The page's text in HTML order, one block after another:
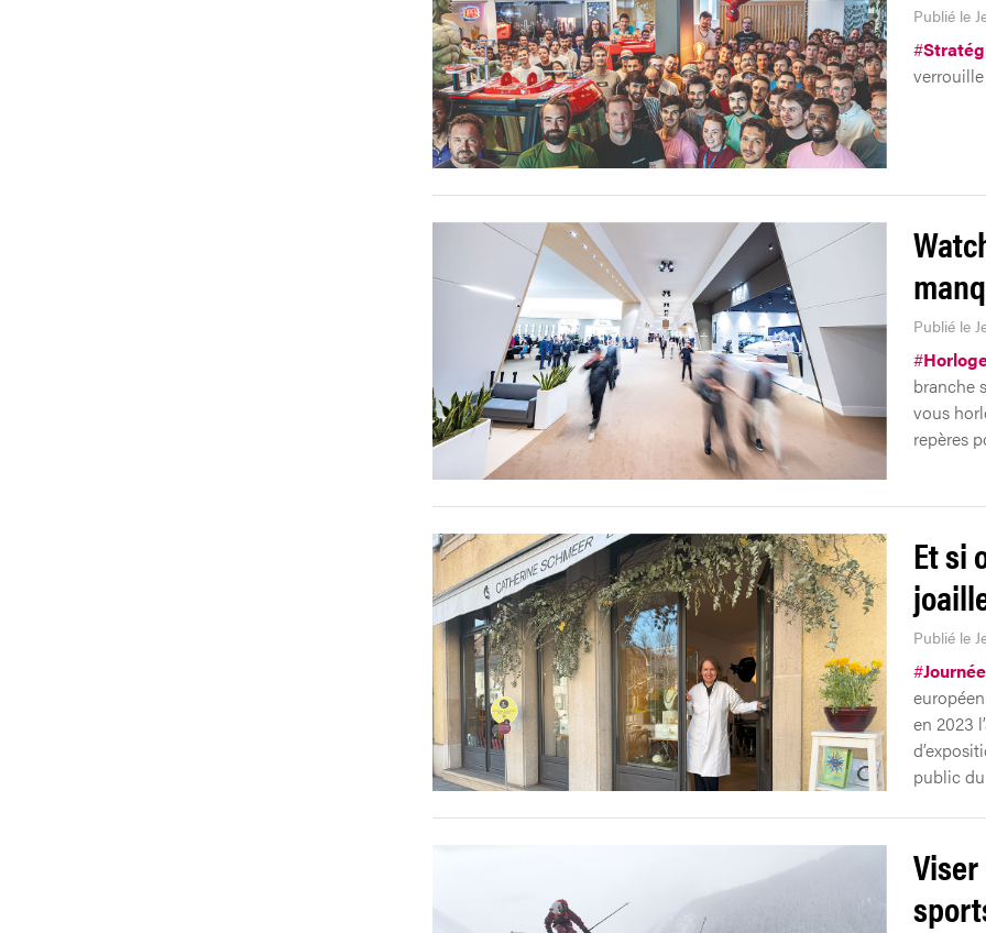
Publié le
#
Publié le
#
branche
vous
repères
Et si
Publié le
#
en 2023
public